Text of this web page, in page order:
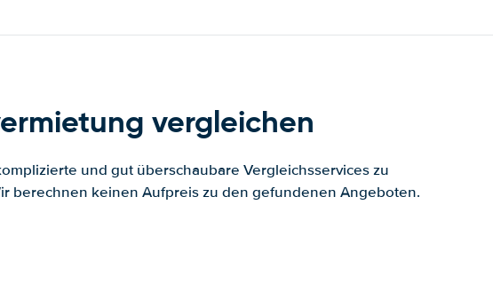
vergleichen
und gut überschaubare Vergleichsservices zu
berechnen keinen Aufpreis zu den gefundenen Angeboten.